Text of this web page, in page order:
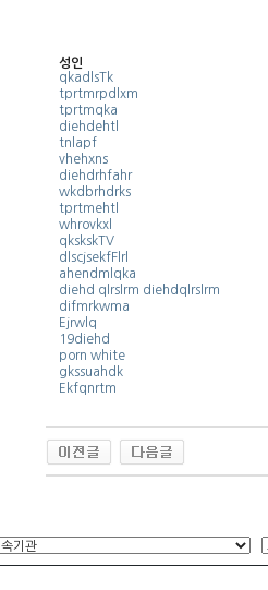
성인
qkadlsTk
tprtmrpdlxm
tprtmqka
diehdehtl
tnlapf
vhehxns
diehdrhfahr
wkdbrhdrks
tprtmehtl
whrovkxl
qkskskTV
dlscjsekfFlrl
ahendmlqka
diehd qlrslrm diehdqlrslrm
difmrkwma
Ejrwlq
19diehd
porn white
gkssuahdk
Ekfqnrtm